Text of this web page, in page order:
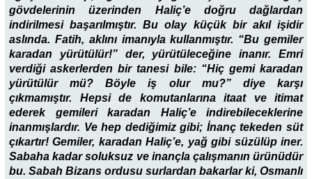
gövdelerinin üzerinden Haliç’e doğru dağlardan
indirilmesi başarılmıştır. Bu olay küçük bir akıl işidir
aslında. Fatih, aklını imanıyla kullanmıştır. “Bu gemiler
karadan yürütülür!” der, yürütüleceğine inanır. Emri
verdiği askerlerden bir tanesi bile: “Hiç gemi karadan
yürütülür mü? Böyle iş olur mu?” diye karşı
çıkmamıştır. Hepsi de komutanlarına itaat ve itimat
ederek gemileri karadan Haliç’e indirebileceklerine
inanmışlardır. Ve hep dediğimiz gibi; İnanç tekeden süt
çıkartır! Gemiler, karadan Haliç’e, yağ gibi süzülüp iner.
Sabaha kadar soluksuz ve inançla çalışmanın ürünüdür
bu. Sabah Bizans ordusu surlardan bakarlar ki, Osmanlı